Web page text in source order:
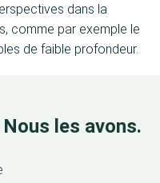
dans la
comme par exemple le
de faible profondeur.
les avons.